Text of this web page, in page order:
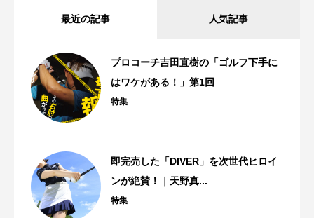
最近の記事 人気記事
プロコーチ吉田直樹の「ゴルフ下手に
はワケがある！」第1回
特集
即完売した「DIVER」を次世代ヒロイ
ンが絶賛！｜天野真...
特集